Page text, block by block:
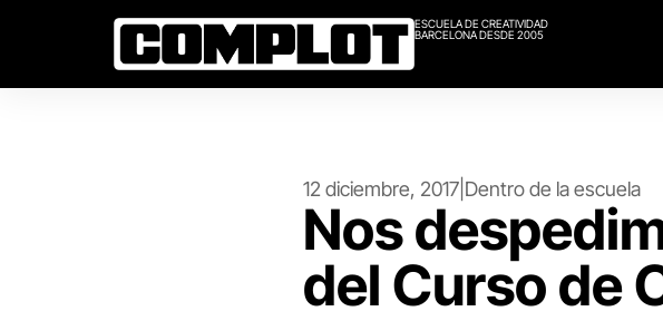
ESCUELA DE CREATIVIDAD
BARCELONA DESDE 2005
12 diciembre, 2017 Dentro de la escuela
Nos
del Curso de